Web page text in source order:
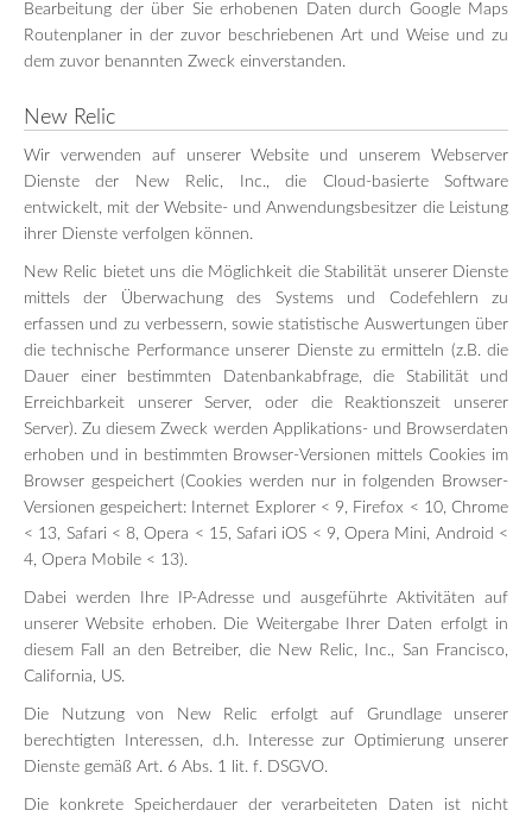
Bearbeitung der über Sie erhobenen Daten durch Google Maps
Routenplaner in der zuvor beschriebenen Art und Weise und zu
dem zuvor benannten Zweck einverstanden.
New Relic
Wir verwenden auf unserer Website und unserem Webserver
Dienste der New Relic, Inc., die Cloud-basierte Software
entwickelt, mit der Website- und Anwendungsbesitzer die Leistung
ihrer Dienste verfolgen können.
New Relic bietet uns die Möglichkeit die Stabilität unserer Dienste
mittels der Überwachung des Systems und Codefehlern zu
erfassen und zu verbessern, sowie statistische Auswertungen über
die technische Performance unserer Dienste zu ermitteln (z.B. die
Dauer einer bestimmten Datenbankabfrage, die Stabilität und
Erreichbarkeit unserer Server, oder die Reaktionszeit unserer
Server). Zu diesem Zweck werden Applikations- und Browserdaten
erhoben und in bestimmten Browser-Versionen mittels Cookies im
Browser gespeichert (Cookies werden nur in folgenden Browser-
Versionen gespeichert: Internet Explorer < 9, Firefox < 10, Chrome
< 13, Safari < 8, Opera < 15, Safari iOS < 9, Opera Mini, Android <
4, Opera Mobile < 13).
Dabei werden Ihre IP-Adresse und ausgeführte Aktivitäten auf
unserer Website erhoben. Die Weitergabe Ihrer Daten erfolgt in
diesem Fall an den Betreiber, die New Relic, Inc., San Francisco,
California, US.
Die Nutzung von New Relic erfolgt auf Grundlage unserer
berechtigten Interessen, d.h. Interesse zur Optimierung unserer
Dienste gemäß Art. 6 Abs. 1 lit. f. DSGVO.
Die konkrete Speicherdauer der verarbeiteten Daten ist nicht